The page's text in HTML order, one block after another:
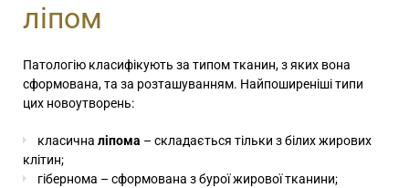
ліпом
Патологію класифікують за типом тканин, з яких вона
сформована, та за розташуванням. Найпоширеніші типи
цих новоутворень:
класична ліпома – складається тільки з білих жирових
клітин;
гібернома – сформована з бурої жирової тканини;